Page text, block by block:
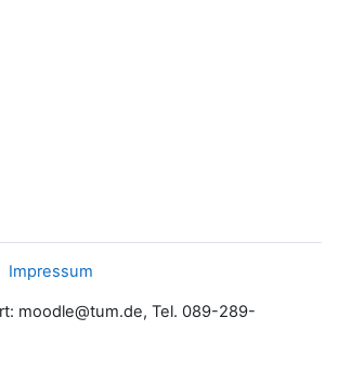
Impressum
moodle@tum.de, Tel. 089-289-